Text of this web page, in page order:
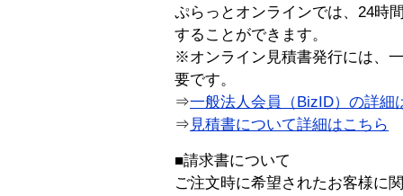
ぷらっとオンラインでは、24時
することができます。
※オンライン見積書発行には、
要です。
⇒一般法人会員（BizID）の詳細
⇒ 見積書について詳細はこちら
■請求書について
ご注文時に希望されたお客様に